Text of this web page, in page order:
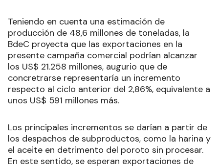
Teniendo en cuenta una estimación de
producción de 48,6 millones de toneladas, la
BdeC proyecta que las exportaciones en la
presente campaña comercial podrían alcanzar
los US$ 21.258 millones, augurio que de
concretrarse representaría un incremento
respecto al ciclo anterior del 2,86%, equivalente a
unos US$ 591 millones más.
Los principales incrementos se darían a partir de
los despachos de subproductos, como la harina y
el aceite en detrimento del poroto sin procesar.
En este sentido, se esperan exportaciones de